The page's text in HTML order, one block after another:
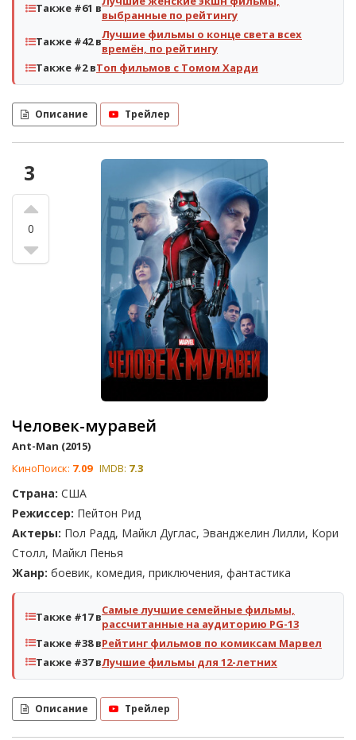
Также #61 ввыбранные по рейтингу
Также #42 вЛучшие фильмы о конце света всех
времён, по рейтингу
Также #2 вТоп фильмов с Томом Харди
Описание Трейлер
3
0
Человек-муравей
Ant-Man (2015)
КиноПоиск: 7.09 IMDB: 7.3
Страна: США
Режиссер: Пейтон Рид
Актеры: Пол Радд, Майкл Дуглас, Эванджелин Лилли, Кори
Столл, Майкл Пенья
Жанр: боевик, комедия, приключения, фантастика
Также #17 вСамые лучшие семейные фильмы,
рассчитанные на аудиторию PG-13
Также #38 вРейтинг фильмов по комиксам Марвел
Также #37 вЛучшие фильмы для 12-летних
Описание Трейлер